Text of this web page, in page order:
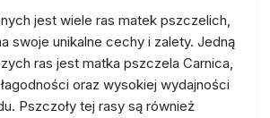
jest wiele ras matek pszczelich,
swoje unikalne cechy i zalety. Jedną
ras jest matka pszczela Carnica,
oraz wysokiej wydajności
Pszczoły tej rasy są również